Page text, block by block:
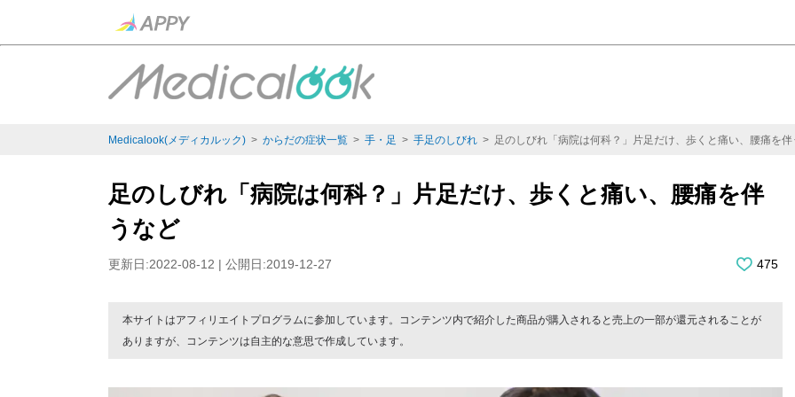
Medicalook(メディカルック) > からだの症状一覧 > 手・足 > 手足のしびれ > 足のしびれ「病院は何科？」片足だけ、歩くと痛い、腰痛を伴
足のしびれ「病院は何科？」片足だけ、歩くと痛い、腰痛を伴
うなど
更新日:2022-08-12 | 公開日:2019-12-27 475
本サイトはアフィリエイトプログラムに参加しています。コンテンツ内で紹介した商品が購入されると売上の一部が還元されることが
ありますが、コンテンツは自主的な意思で作成しています。